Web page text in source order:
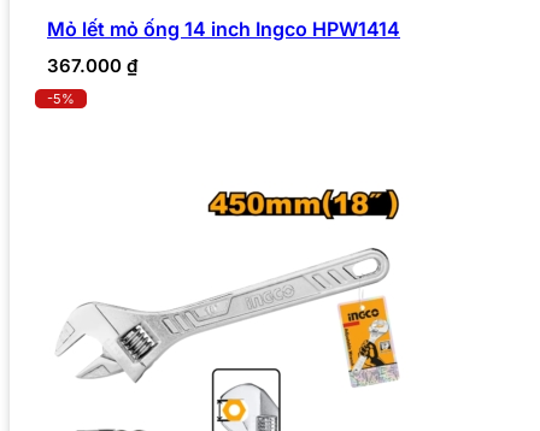
Mỏ lết mỏ ống 14 inch Ingco HPW1414
367.000 ₫
-5%